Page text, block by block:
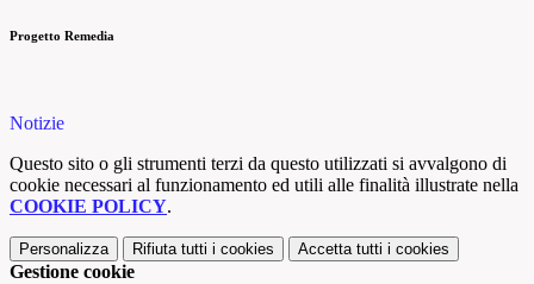
Progetto Remedia
Notizie
Questo sito o gli strumenti terzi da questo utilizzati si avvalgono di
cookie necessari al funzionamento ed utili alle finalità illustrate nella
COOKIE POLICY.
Personalizza Rifiuta tutti i cookies Accetta tutti i cookies
Gestione cookie